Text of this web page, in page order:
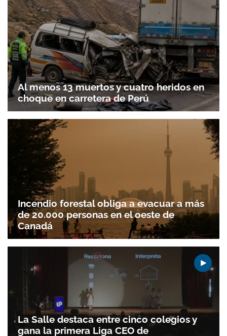
Al menos 13 muertos y cuatro heridos en
choque en carretera de Perú
Incendio forestal obliga a evacuar a más
de 20.000 personas en el oeste de
Canadá
La Salle destaca entre cinco colegios y
gana la primera Liga CEO de